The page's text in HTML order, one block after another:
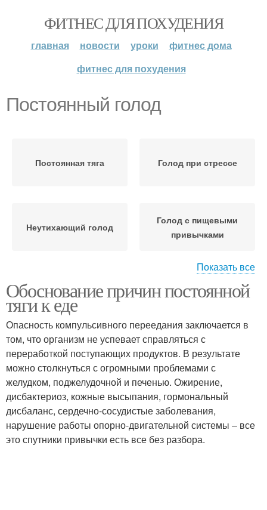
ФИТНЕС ДЛЯ ПОХУДЕНИЯ
главная новости уроки
фитнес дома
фитнес для похудения
Постоянный голод
Постоянная тяга Голод при стрессе
Неутихающий голод
Голод с пищевыми
привычками
Голод в желудке Постоянное чувство
Показать все
Обоснование причин постоянной
тяги к еде
Опасность компульсивного переедания заключается в
том, что организм не успевает справляться с
переработкой поступающих продуктов. В результате
можно столкнуться с огромными проблемами с
желудком, поджелудочной и печенью. Ожирение,
дисбактериоз, кожные высыпания, гормональный
дисбаланс, сердечно-сосудистые заболевания,
нарушение работы опорно-двигательной системы – все
это спутники привычки есть все без разбора.